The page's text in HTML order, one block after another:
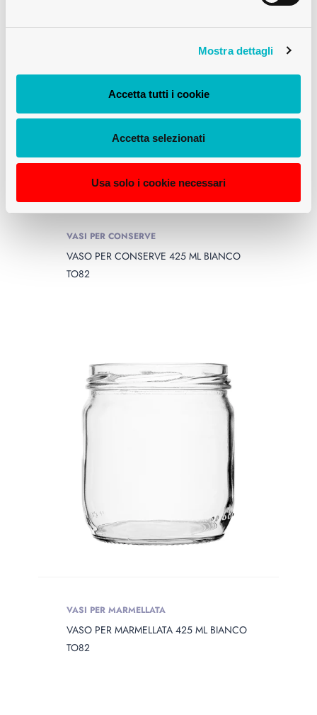
Mostra dettagli
Accetta tutti i cookie
Accetta selezionati
Usa solo i cookie necessari
VASI PER CONSERVE
VASO PER CONSERVE 425 ML BIANCO
TO82
VASI PER MARMELLATA
VASO PER MARMELLATA 425 ML BIANCO
TO82